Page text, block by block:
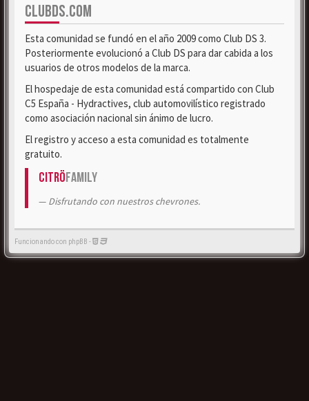
CLUBDS.COM
Esta comunidad se fundó en el año 2009 como Club DS 3.
Posteriormente evolucionó a Club DS para dar cabida a los
usuarios de otros modelos de la marca.
El hospedaje de esta comunidad está compartido con Club
C5 España - Hydractives, club automovilístico registrado
como asociación nacional sin ánimo de lucro.
El registro y acceso a esta comunidad es totalmente
gratuito.
CitröFamily
Disfrutando con nuestros chevrones.
Funcionando con phpBB -